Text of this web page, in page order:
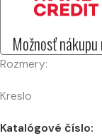
Možnosť
Rozmery:
Kreslo 79 x 80
Katalógové číslo: